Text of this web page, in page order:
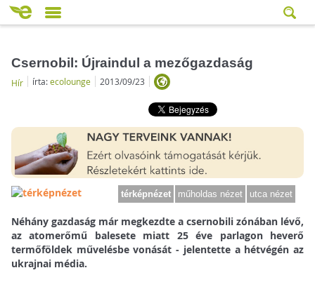
Csernobil: Újraindul a mezőgazdaság
Hír írta:ecolounge 2013/09/23
térképnézet műholdas nézet utca nézet
Néhány gazdaság már megkezdte a csernobili zónában lévő,
az atomerőmű balesete miatt 25 éve parlagon heverő
termőföldek művelésbe vonását - jelentette a hétvégén az
ukrajnai média.